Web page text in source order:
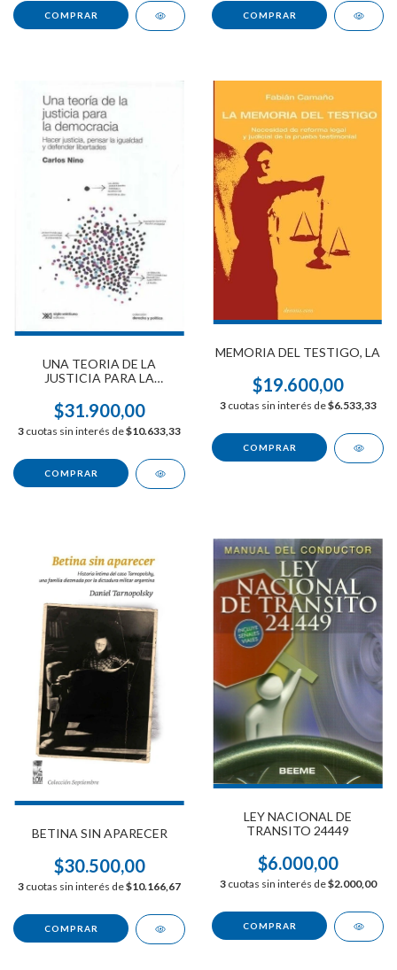
UNA TEORIA DE LA
JUSTICIA PARA LA
$31.900,00
3 cuotas sin interés de$10.633,33
MEMORIA DEL TESTIGO, LA
$19.600,00
3 cuotas sin interés de$6.533,33
BETINA SIN APARECER
$30.500,00
3 cuotas sin interés de$10.166,67
LEY NACIONAL DE
TRANSITO 24449
$6.000,00
3 cuotas sin interés de$2.000,00